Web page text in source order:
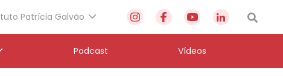
Patrícia Galvão
Podcast Vídeos